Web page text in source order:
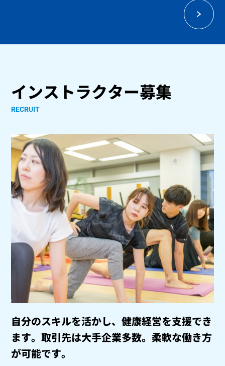
インストラクター募集
RECRUIT
自分のスキルを活かし、健康経営を支援でき
ます。取引先は大手企業多数。柔軟な働き方
が可能です。